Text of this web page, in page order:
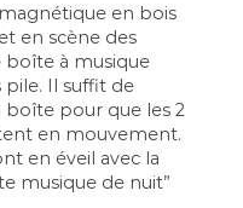
en bois
en scène des
boîte à musique
pile. Il suffit de
boîte pour que les 2
en mouvement.
en éveil avec la
musique de nuit”